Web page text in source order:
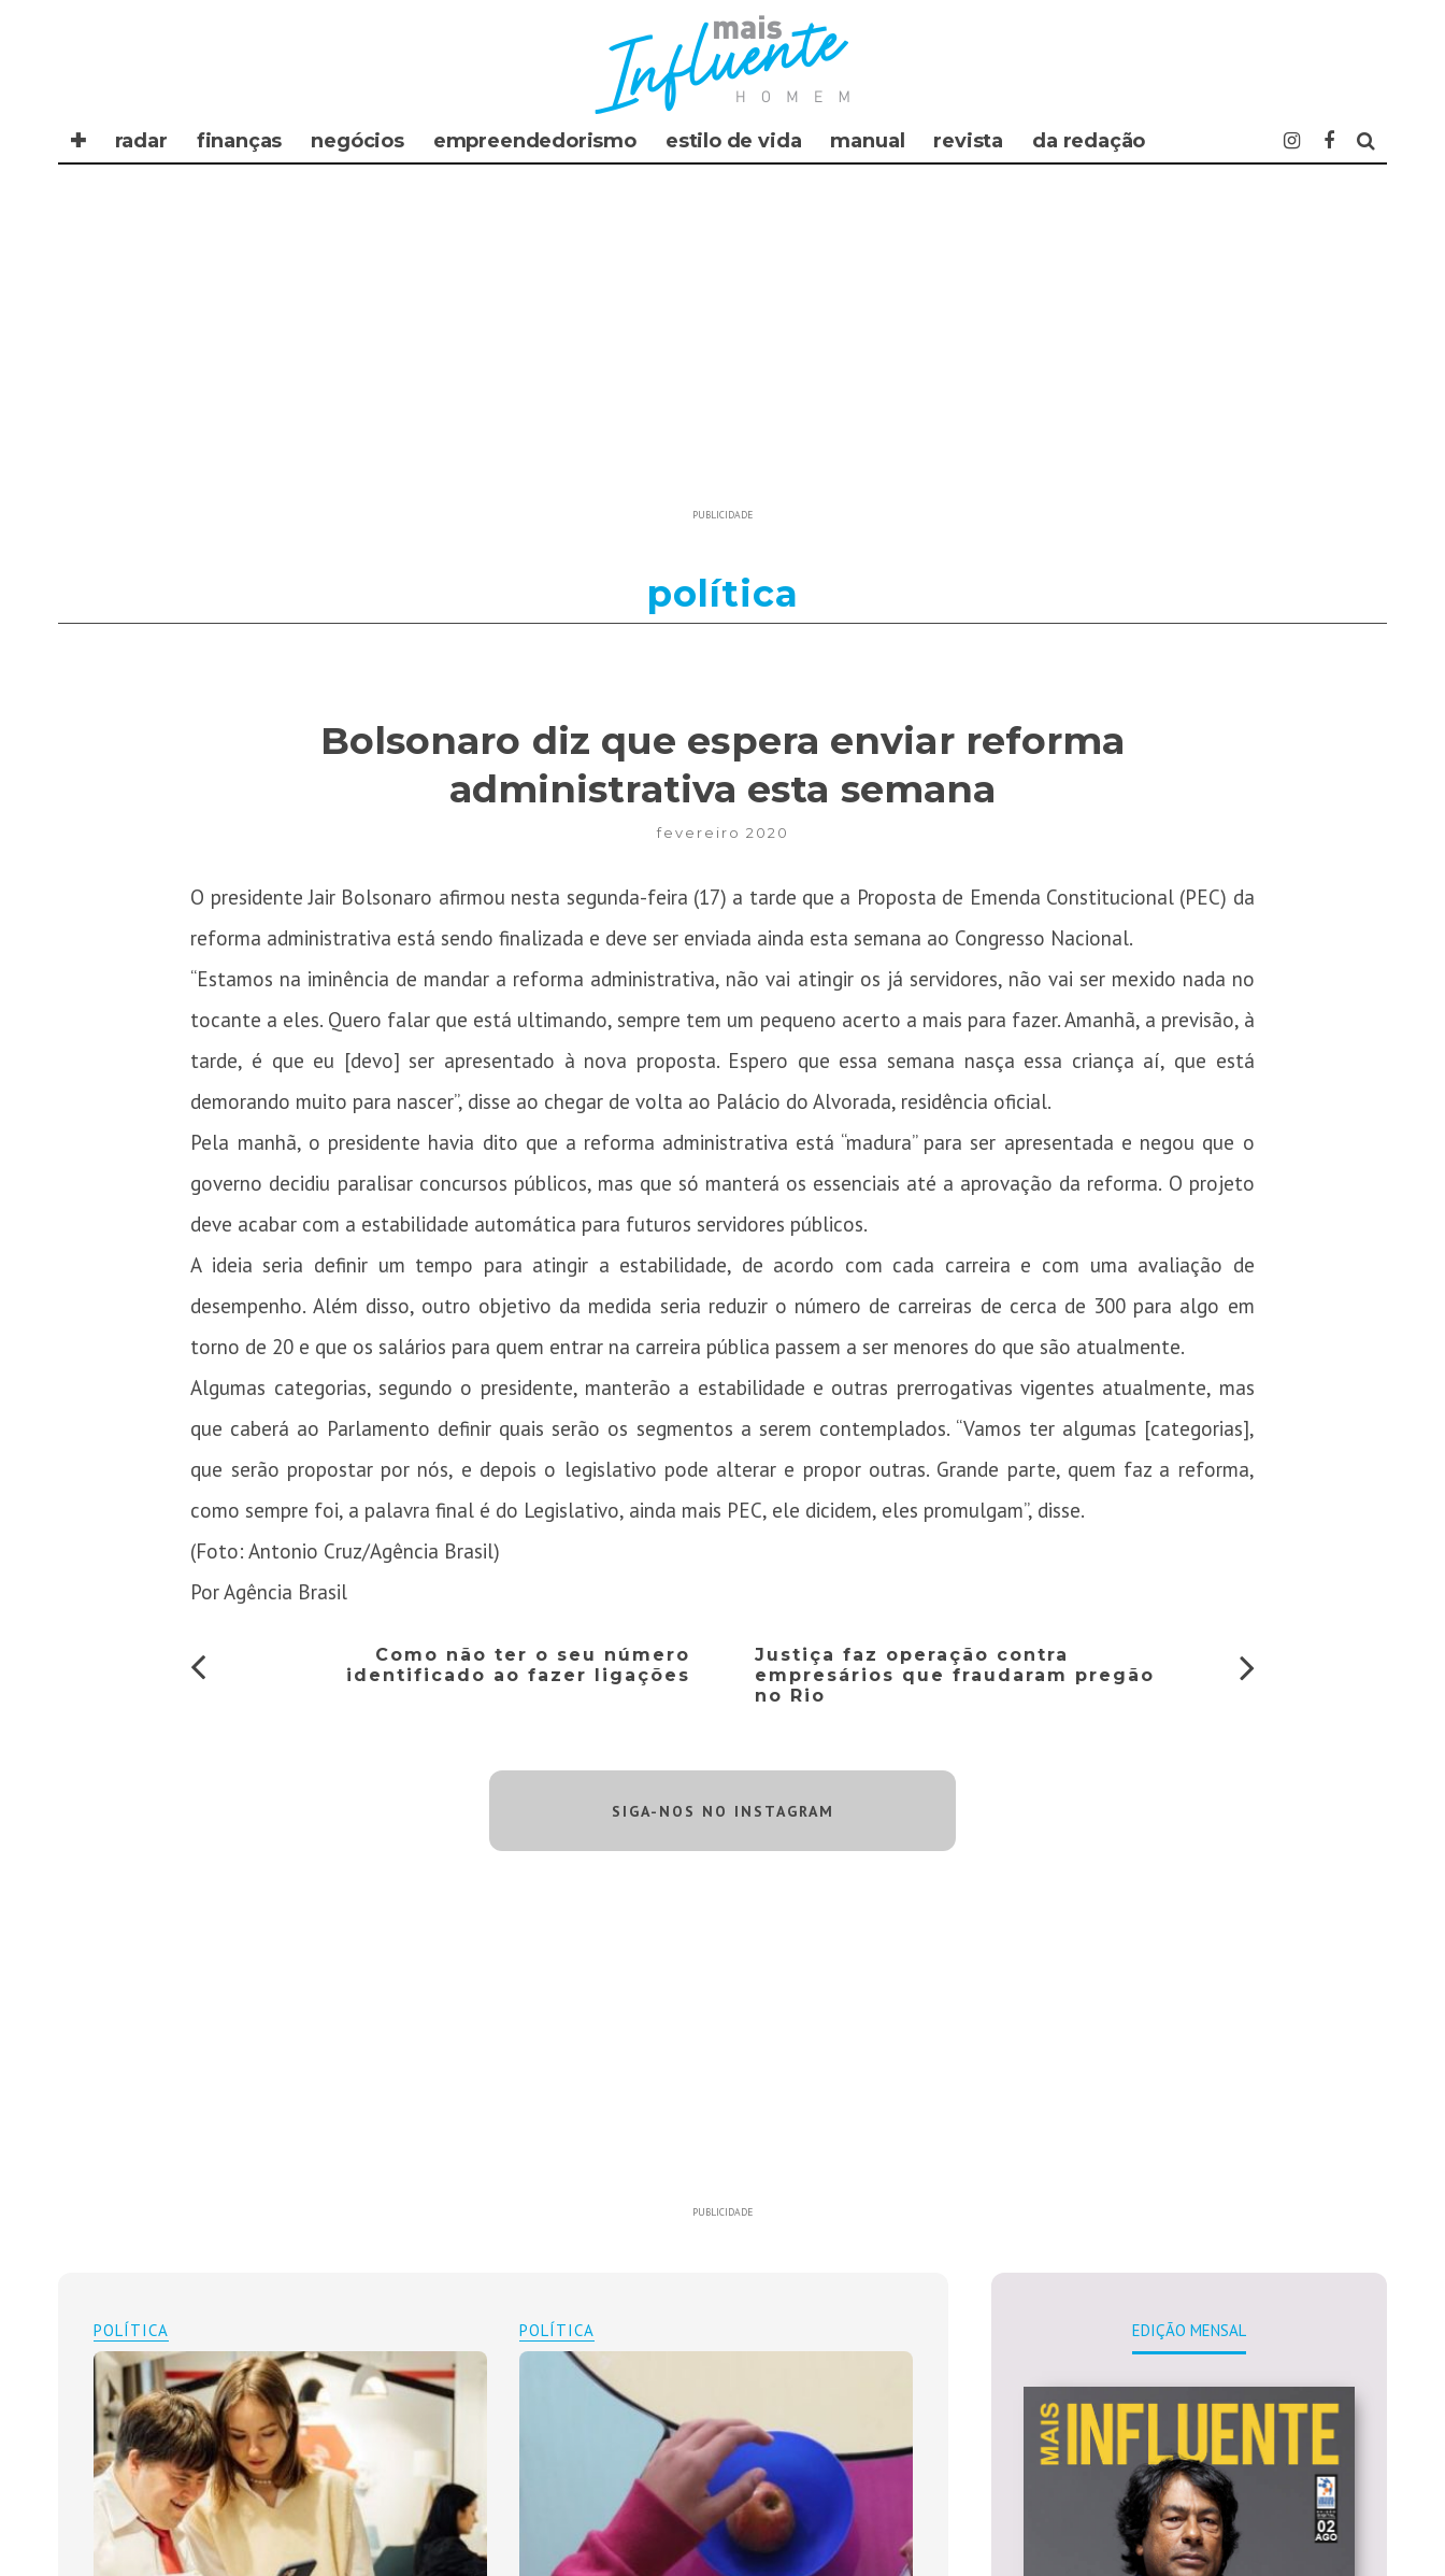
✚ radar finanças negócios empreendedorismo estilo de vida manual revista da redação
PUBLICIDADE
política
Bolsonaro diz que espera enviar reforma
administrativa esta semana
fevereiro 2020
O presidente Jair Bolsonaro afirmou nesta segunda-feira (17) a tarde que a Proposta de Emenda Constitucional (PEC) da
reforma administrativa está sendo finalizada e deve ser enviada ainda esta semana ao Congresso Nacional.
“Estamos na iminência de mandar a reforma administrativa, não vai atingir os já servidores, não vai ser mexido nada no
tocante a eles. Quero falar que está ultimando, sempre tem um pequeno acerto a mais para fazer. Amanhã, a previsão, à
tarde, é que eu [devo] ser apresentado à nova proposta. Espero que essa semana nasça essa criança aí, que está
demorando muito para nascer”, disse ao chegar de volta ao Palácio do Alvorada, residência oficial.
Pela manhã, o presidente havia dito que a reforma administrativa está “madura” para ser apresentada e negou que o
governo decidiu paralisar concursos públicos, mas que só manterá os essenciais até a aprovação da reforma. O projeto
deve acabar com a estabilidade automática para futuros servidores públicos.
A ideia seria definir um tempo para atingir a estabilidade, de acordo com cada carreira e com uma avaliação de
desempenho. Além disso, outro objetivo da medida seria reduzir o número de carreiras de cerca de 300 para algo em
torno de 20 e que os salários para quem entrar na carreira pública passem a ser menores do que são atualmente.
Algumas categorias, segundo o presidente, manterão a estabilidade e outras prerrogativas vigentes atualmente, mas
que caberá ao Parlamento definir quais serão os segmentos a serem contemplados. “Vamos ter algumas [categorias],
que serão propostar por nós, e depois o legislativo pode alterar e propor outras. Grande parte, quem faz a reforma,
como sempre foi, a palavra final é do Legislativo, ainda mais PEC, ele dicidem, eles promulgam”, disse.
(Foto: Antonio Cruz/Agência Brasil)
Por Agência Brasil
Como não ter o seu número
identificado ao fazer ligações
Justiça faz operação contra
empresários que fraudaram pregão
no Rio
SIGA-NOS NO INSTAGRAM
PUBLICIDADE
POLÍTICA
POLÍTICA EDIÇÃO MENSAL